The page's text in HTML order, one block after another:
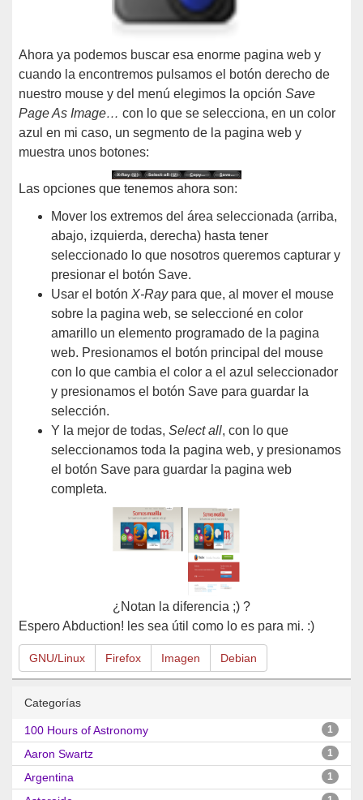
Ahora ya podemos buscar esa enorme pagina web y
cuando la encontremos pulsamos el botón derecho de
nuestro mouse y del menú elegimos la opción Save
Page As Image… con lo que se selecciona, en un color
azul en mi caso, un segmento de la pagina web y
muestra unos botones:
Las opciones que tenemos ahora son:
Mover los extremos del área seleccionada (arriba,
abajo, izquierda, derecha) hasta tener
seleccionado lo que nosotros queremos capturar y
presionar el botón Save.
Usar el botón X-Raypara que, al mover el mouse
sobre la pagina web, se seleccioné en color
amarillo un elemento programado de la pagina
web. Presionamos el botón principal del mouse
con lo que cambia el color a el azul seleccionador
y presionamos el botón Save para guardar la
selección.
Y la mejor de todas, Select all, con lo que
seleccionamos toda la pagina web, y presionamos
el botón Save para guardar la pagina web
completa.
¿Notan la diferencia ;) ?
Espero Abduction! les sea útil como lo es para mi. :)
GNU/Linux Firefox Imagen Debian
Categorías
100 Hours of Astronomy 1
Aaron Swartz 1
Argentina 1